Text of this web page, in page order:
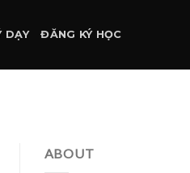
DẠY ĐĂNG KÝ HỌC
ABOUT